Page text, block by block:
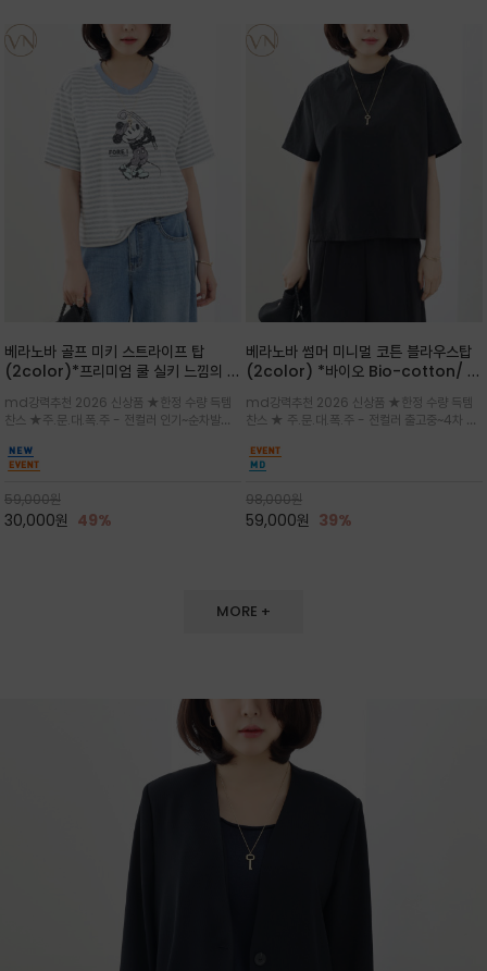
베라노바 골프 미키 스트라이프 탑
(2color)*프리미엄 쿨 실키 느낌의 폴
내 ★골프 미키티 포함 구매및 20만원
넘는 구매고객님께는 타이틀리스트 베라
노바 골프공 2피스 3구 증정(소진시 마
감)★
md강력추천 2026 신상품 ★한정 수량 득템
찬스 ★주.문.대.폭.주 - 전컬러 인기~순차발송
이프가 산뜻한 컬러감을 연출/안정감 있는 라운
드 넥라인과 여유있는 스탠다드 핏으로 여름내내
이쁘게 입으세요 ^^
59,000원
30,000원 49%
베라노바 썸머 미니멀 코튼 블라우스탑
(2color) *바이오 Bio-cotton/ 시
럼 편안하지만 블라우스처럼 단정한 무
드가 느껴지는 코튼 블라우스 탑
md강력추천 2026 신상품 ★한정 수량 득템
찬스 ★ 주.문.대.폭.주 - 전컬러 출고중~4차 리
볍게 퍼지는 박시한 실루엣과 크롭 기장이 하체
를 길어 보이게 해주며 와이드 팬츠와 셋업
98,000원
59,000원 39%
MORE +